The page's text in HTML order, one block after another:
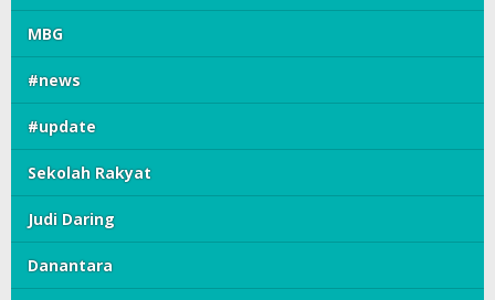
MBG
#news
#update
Sekolah Rakyat
Judi Daring
Danantara